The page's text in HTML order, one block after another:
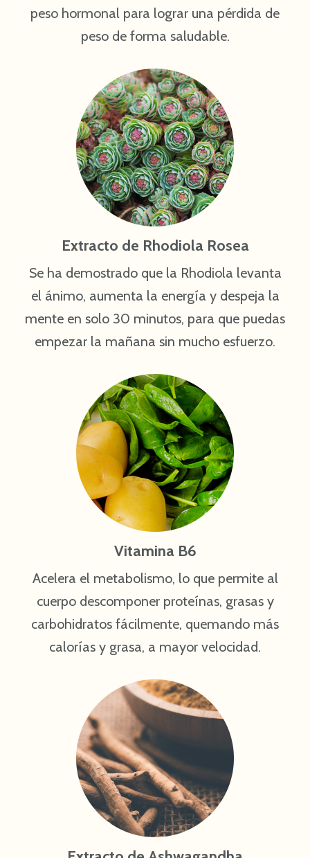
peso hormonal para lograr una pérdida de
peso de forma saludable.
Extracto de Rhodiola Rosea
Se ha demostrado que la Rhodiola levanta
el ánimo, aumenta la energía y despeja la
mente en solo 30 minutos, para que puedas
empezar la mañana sin mucho esfuerzo.
Vitamina B6
Acelera el metabolismo, lo que permite al
cuerpo descomponer proteínas, grasas y
carbohidratos fácilmente, quemando más
calorías y grasa, a mayor velocidad.